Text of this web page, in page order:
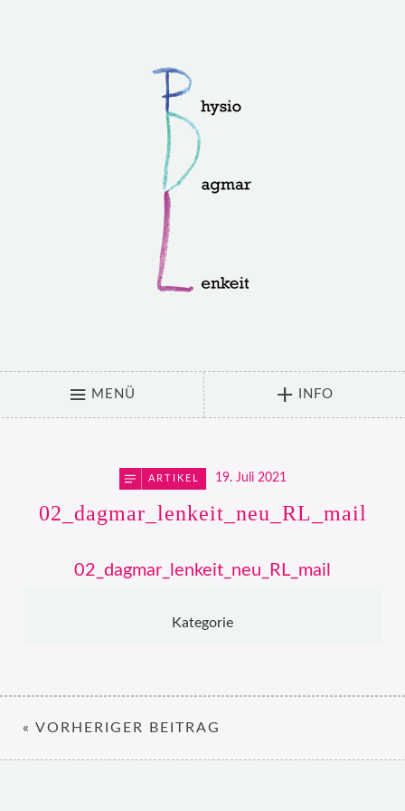
MENÜ INFO
ARTIKEL 19. Juli 2021
02_dagmar_lenkeit_neu_RL_mail
02_dagmar_lenkeit_neu_RL_mail
Kategorie
« VORHERIGER BEITRAG